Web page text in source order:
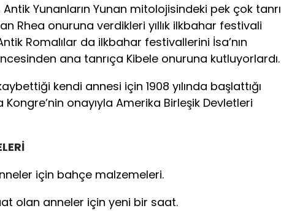
Yunanların Yunan mitolojisindeki pek çok tanrı
Rhea onuruna verdikleri yıllık ilkbahar festivali
Romalılar da ilkbahar festivallerini İsa’nın
ana tanrıça Kibele onuruna kutluyorlardı.
kendi annesi için 1908 yılında başlattığı
Kongre’nin onayıyla Amerika Birleşik Devletleri
için bahçe malzemeleri.
olan anneler için yeni bir saat.